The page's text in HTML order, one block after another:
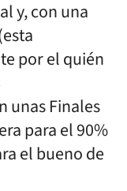
y, con una
por el quién
unas Finales
para el 90%
el bueno de